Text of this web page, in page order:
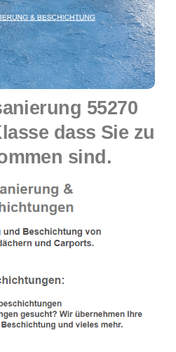
55270
dass Sie zu
sind.